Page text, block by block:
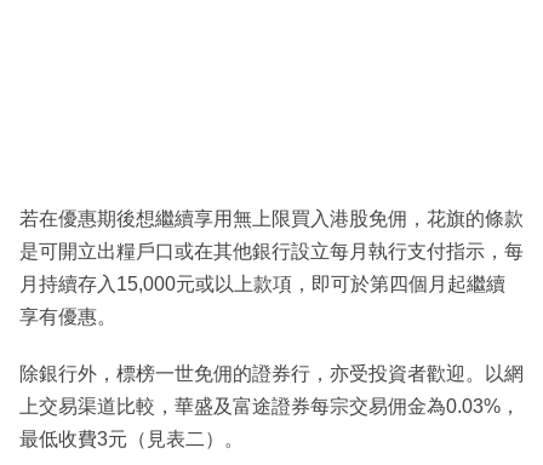
若在優惠期後想繼續享用無上限買入港股免佣，花旗的條款
是可開立出糧戶口或在其他銀行設立每月執行支付指示，每
月持續存入15,000元或以上款項，即可於第四個月起繼續
享有優惠。
除銀行外，標榜一世免佣的證券行，亦受投資者歡迎。以網
上交易渠道比較，華盛及富途證券每宗交易佣金為0.03%，
最低收費3元（見表二）。